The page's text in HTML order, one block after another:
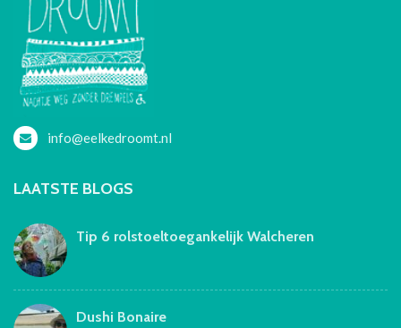
info@eelkedroomt.nl
LAATSTE BLOGS
Tip 6 rolstoeltoegankelijk Walcheren
Dushi Bonaire